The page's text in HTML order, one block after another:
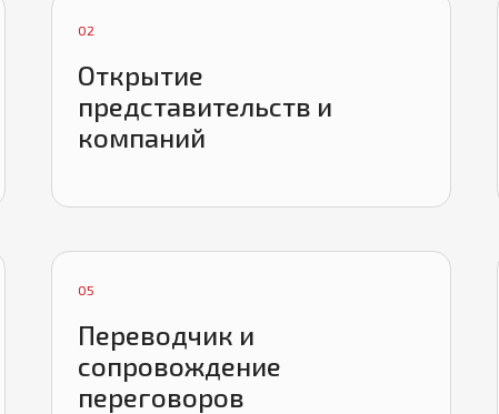
Переводчик и
сопровождение
переговоров
05
Открытие
представительств и
компаний
02